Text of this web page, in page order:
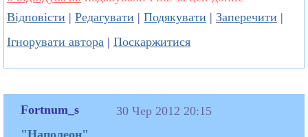
Відповісти | Редагувати | Подякувати | Заперечити |
Ігнорувати автора | Поскаржитися
Fortnum_s
"Наполеон"
30 Чер 2012 20:15